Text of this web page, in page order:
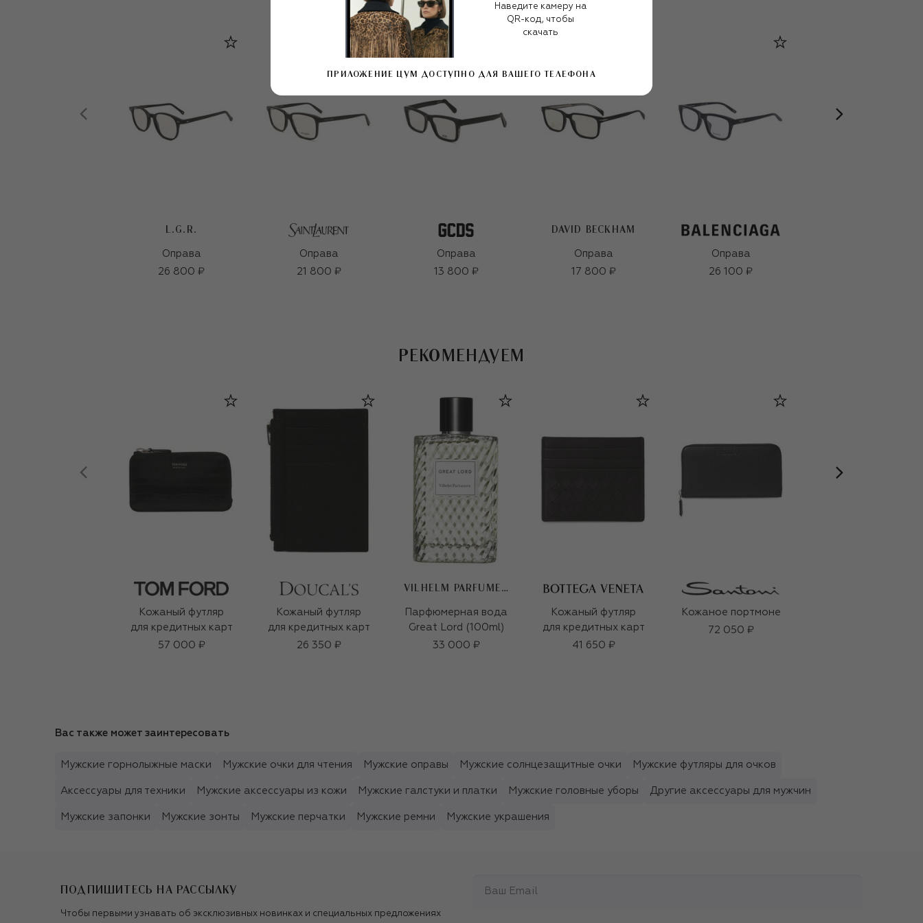
L.G.R.
Оправа
26 800 ₽
Оправа
21 800 ₽
Оправа
13 800 ₽
DAVID BECKHAM
Оправа
17 800 ₽
Оправа
26 100 ₽
РЕКОМЕНДУЕМ
Кожаный футляр
для кредитных карт
57 000 ₽
Кожаный футляр
для кредитных карт
26 350 ₽
VILHELM PARFUMERIE
Парфюмерная вода
Great Lord (100ml)
33 000 ₽
Кожаный футляр
для кредитных карт
41 650 ₽
Кожаное портмоне
72 050 ₽
Вас также может заинтересовать
Мужские горнолыжные маски Мужские очки для чтения Мужские оправы Мужские солнцезащитные очки Мужские футляры для очков
Аксессуары для техники Мужские аксессуары из кожи Мужские галстуки и платки Мужские головные уборы Другие аксессуары для мужчин
Мужские запонки Мужские зонты Мужские перчатки Мужские ремни Мужские украшения
ПОДПИШИТЕСЬ НА РАССЫЛКУ
Чтобы первыми узнавать об эксклюзивных новинках и специальных предложениях
Наведите камеру на
QR-код, чтобы
скачать
ПРИЛОЖЕНИЕ ЦУМ ДОСТУПНО ДЛЯ ВАШЕГО ТЕЛЕФОНА